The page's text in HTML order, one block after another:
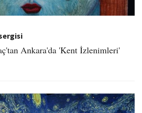
Ankara'da 'Kent İzlenimleri'